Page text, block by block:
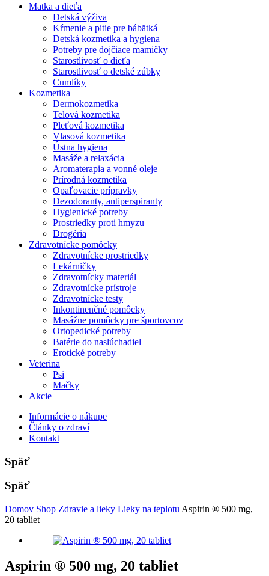
Matka a dieťa
Detská výživa
Kŕmenie a pitie pre bábätká
Detská kozmetika a hygiena
Potreby pre dojčiace mamičky
Starostlivosť o dieťa
Starostlivosť o detské zúbky
Cumlíky
Kozmetika
Dermokozmetika
Telová kozmetika
Pleťová kozmetika
Vlasová kozmetika
Ústna hygiena
Masáže a relaxácia
Aromaterapia a vonné oleje
Prírodná kozmetika
Opaľovacie prípravky
Dezodoranty, antiperspiranty
Hygienické potreby
Prostriedky proti hmyzu
Drogéria
Zdravotnícke pomôcky
Zdravotnícke prostriedky
Lekárničky
Zdravotnícky materiál
Zdravotnícke prístroje
Zdravotnícke testy
Inkontinenčné pomôcky
Masážne pomôcky pre športovcov
Ortopedické potreby
Batérie do naslúchadiel
Erotické potreby
Veterina
Psi
Mačky
Akcie
Informácie o nákupe
Články o zdraví
Kontakt
Späť
Späť
Domov Shop Zdravie a lieky Lieky na teplotu Aspirin ® 500 mg,
20 tabliet
Aspirin ® 500 mg, 20 tabliet